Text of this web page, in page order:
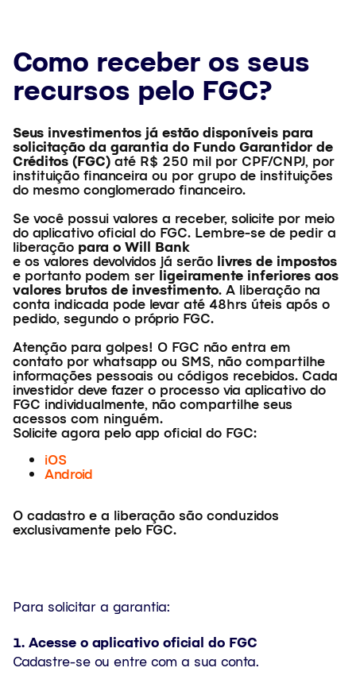
Como receber os seus
recursos pelo FGC?
Seus investimentos já estão disponíveis para
solicitação da garantia do Fundo Garantidor de
Créditos (FGC)até R$ 250 mil por CPF/CNPJ, por
instituição financeira ou por grupo de instituições
do mesmo conglomerado financeiro.
Se você possui valores a receber, solicite por meio
do aplicativo oficial do FGC. Lembre-se de pedir a
liberação para o Will Bank
e os valores devolvidos já serão livres de impostos
e portanto podem ser ligeiramente inferiores aos
valores brutos de investimento. A liberação na
conta indicada pode levar até 48hrs úteis após o
pedido, segundo o próprio FGC.
Atenção para golpes! O FGC não entra em
contato por whatsapp ou SMS, não compartilhe
informações pessoais ou códigos recebidos. Cada
investidor deve fazer o processo via aplicativo do
FGC individualmente, não compartilhe seus
acessos com ninguém.
Solicite agora pelo app oficial do FGC:
iOS
Android
O cadastro e a liberação são conduzidos
exclusivamente pelo FGC.
Para solicitar a garantia:
1. Acesse o aplicativo oficial do FGC
Cadastre-se ou entre com a sua conta.